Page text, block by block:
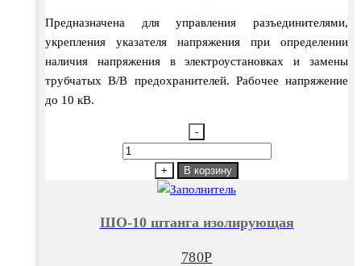
Предназначена для управления разъединителями,
укрепления указателя напряжения при определении
наличия напряжения в электроустановках и замены
трубчатых В/В предохранителей. Рабочее напряжение
до 10 кВ.
-
Количество
ШО-10
изолирующая
+ В корзину
ШО-10 штанга изолирующая
780Р